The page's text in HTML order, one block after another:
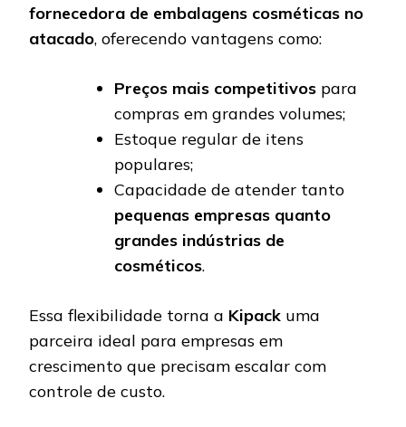
fornecedora de embalagens cosméticas no
atacado, oferecendo vantagens como:
Preços mais competitivos para
compras em grandes volumes;
Estoque regular de itens
populares;
Capacidade de atender tanto
pequenas empresas quanto
grandes indústrias de
cosméticos.
Essa flexibilidade torna a Kipack uma
parceira ideal para empresas em
crescimento que precisam escalar com
controle de custo.